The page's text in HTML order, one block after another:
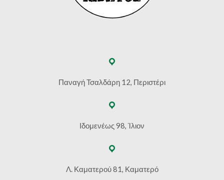
Παναγή Τσαλδάρη 12, Περιστέρι
Ιδομενέως 98, Ίλιον
Λ. Καματερού 81, Καματερό